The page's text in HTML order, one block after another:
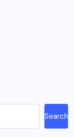
Search